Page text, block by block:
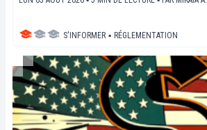
S'INFORMER ▪ RÉGLEMENTATION